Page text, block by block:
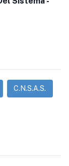
C.N.S.A.S.